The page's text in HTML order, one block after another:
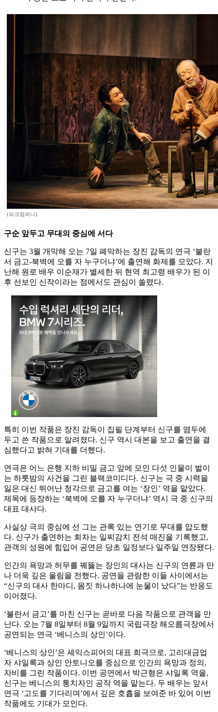
(파크컴퍼니)
구순 앞두고 무대의 중심에 서다
신구는 3월 개막해 오는 7일 폐막하는 장진 감독의 연극 ‘불란
서 금고-북벽에 오를 자 누구더냐’에 출연해 화제를 모았다. 지
난해 원로 배우 이순재가 별세한 뒤 현역 최고령 배우가 된 이
후 선보인 신작이라는 점에서도 관심이 쏠렸다.
특히 이번 작품은 장진 감독이 집필 단계부터 신구를 염두에
두고 쓴 작품으로 알려졌다. 신구 역시 대본을 보고 출연을 결
심했다고 밝혀 기대를 더했다.
연극은 어느 은행 지하 비밀 금고 앞에 모인 다섯 인물이 벌이
는 하룻밤의 사건을 그린 블랙코미디다. 신구는 극 중 시력을
잃은 대신 뛰어난 청각으로 금고를 여는 ‘장인’ 역을 맡았다.
제목에 등장하는 ‘북벽에 오를 자 누구더냐’ 역시 극 중 신구의
대표 대사다.
사실상 극의 중심에 선 그는 관록 있는 연기로 무대를 압도했
다. 신구가 출연하는 회차는 일찌감치 전석 매진을 기록했고,
관객의 성원에 힘입어 공연은 당초 일정보다 일주일 연장됐다.
인간의 욕망과 허무를 꿰뚫는 장인의 대사는 신구의 연륜과 만
나 더욱 깊은 울림을 전했다. 공연을 관람한 이들 사이에서는
“신구의 대사 한마디, 몸짓 하나하나에 눈물이 났다”는 반응도
이어졌다.
‘불란서 금고’를 마친 신구는 곧바로 다음 작품으로 관객을 만
난다. 오는 7월 8일부터 8월 9일까지 국립극장 해오름극장에서
공연되는 연극 ‘베니스의 상인’이다.
‘베니스의 상인’은 셰익스피어의 대표 희극으로, 고리대금업
자 샤일록과 상인 안토니오를 중심으로 인간의 욕망과 정의,
자비를 그린 작품이다. 이번 공연에서 박근형은 샤일록 역을,
신구는 베니스의 통치자인 공작 역을 맡는다. 두 배우는 앞서
연극 ‘고도를 기다리며’에서 깊은 호흡을 보여준 바 있어 이번
작품에도 기대가 모인다.